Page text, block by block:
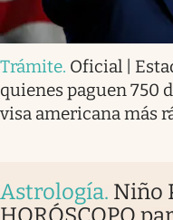
Trámite. Oficial |
quienes paguen 750
visa americana más
Astrología. Niño